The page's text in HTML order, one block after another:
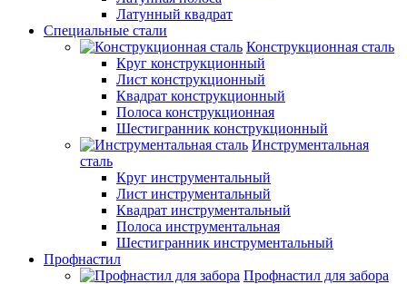
Латунный квадрат
Специальные стали
Конструкционная сталь
Круг конструкционный
Лист конструкционный
Квадрат конструкционный
Полоса конструкционная
Шестигранник конструкционный
Инструментальная
сталь
Круг инструментальный
Лист инструментальный
Квадрат инструментальный
Полоса инструментальная
Шестигранник инструментальный
Профнастил
Профнастил для забора